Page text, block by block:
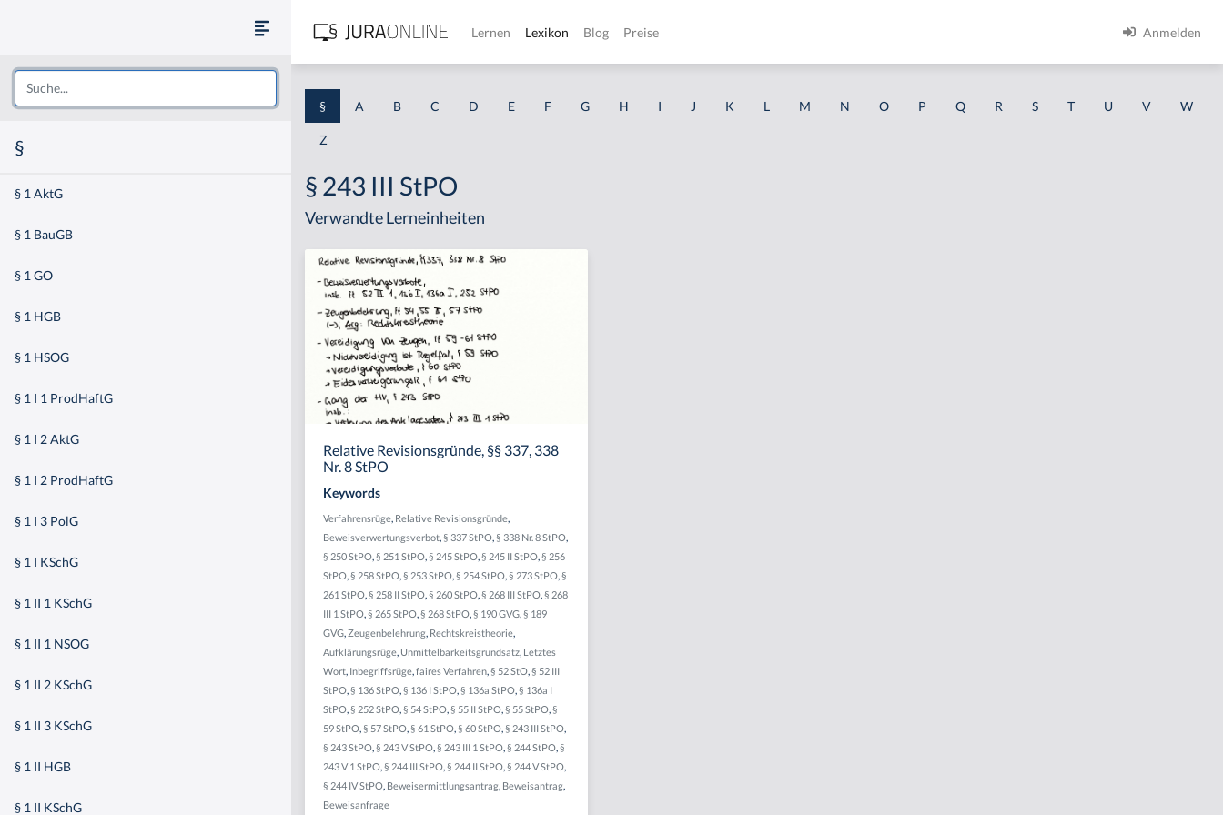
§
§ 1 AktG
§ 1 BauGB
§ 1 GO
§ 1 HGB
§ 1 HSOG
§ 1 I 1 ProdHaftG
§ 1 I 2 AktG
§ 1 I 2 ProdHaftG
§ 1 I 3 PolG
§ 1 I KSchG
§ 1 II 1 KSchG
§ 1 II 1 NSOG
§ 1 II 2 KSchG
§ 1 II 3 KSchG
§ 1 II HGB
§ 1 II KSchG
Lernen Lexikon Blog Preise Anmelden
§ A B C D E F G H I J K L M N O P Q R S T U V W
Z
§ 243 III StPO
Verwandte Lerneinheiten
Relative Revisionsgründe, §§ 337, 338
Nr. 8 StPO
Keywords
Verfahrensrüge, Relative Revisionsgründe,
Beweisverwertungsverbot,§ 337 StPO,§ 338 Nr. 8 StPO,
§ 250 StPO,§ 251 StPO,§ 245 StPO,§ 245 II StPO,§ 256
StPO,§ 258 StPO,§ 253 StPO,§ 254 StPO,§ 273 StPO,§
261 StPO,§ 258 II StPO,§ 260 StPO,§ 268 III StPO,§ 268
III 1 StPO,§ 265 StPO,§ 268 StPO,§ 190 GVG,§ 189
GVG,Zeugenbelehrung, Rechtskreistheorie,
Aufklärungsrüge, Unmittelbarkeitsgrundsatz, Letztes
Wort, Inbegriffsrüge,faires Verfahren,§ 52 StO,§ 52 III
StPO,§ 136 StPO,§ 136 I StPO,§ 136a StPO,§ 136a I
StPO,§ 252 StPO,§ 54 StPO,§ 55 II StPO,§ 55 StPO,§
59 StPO,§ 57 StPO,§ 61 StPO,§ 60 StPO,§ 243 III StPO,
§ 243 StPO,§ 243 V StPO,§ 243 III 1 StPO,§ 244 StPO,§
243 V 1 StPO,§ 244 III StPO,§ 244 II StPO,§ 244 V StPO,
§ 244 IV StPO, Beweisermittlungsantrag, Beweisantrag,
Beweisanfrage